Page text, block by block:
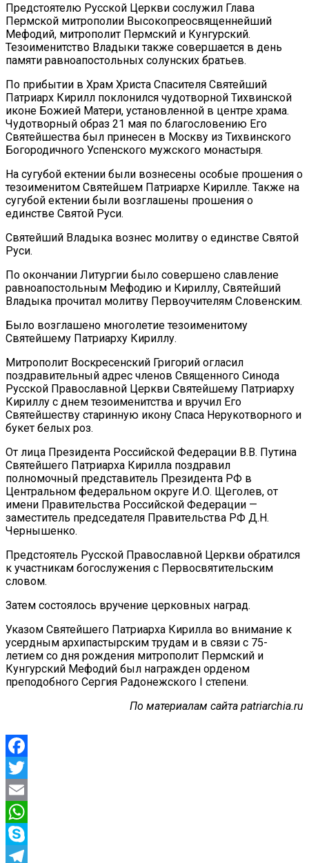
Предстоятелю Русской Церкви сослужил Глава
Пермской митрополии Высокопреосвященнейший
Мефодий, митрополит Пермский и Кунгурский.
Тезоименитство Владыки также совершается в день
памяти равноапостольных солунских братьев.
По прибытии в Храм Христа Спасителя Святейший
Патриарх Кирилл поклонился чудотворной Тихвинской
иконе Божией Матери, установленной в центре храма.
Чудотворный образ 21 мая по благословению Его
Святейшества был принесен в Москву из Тихвинского
Богородичного Успенского мужского монастыря.
На сугубой ектении были вознесены особые прошения о
тезоименитом Святейшем Патриархе Кирилле. Также на
сугубой ектении были возглашены прошения о
единстве Святой Руси.
Святейший Владыка вознес молитву о единстве Святой
Руси.
По окончании Литургии было совершено славление
равноапостольным Мефодию и Кириллу, Святейший
Владыка прочитал молитву Первоучителям Словенским.
Было возглашено многолетие тезоименитому
Святейшему Патриарху Кириллу.
Митрополит Воскресенский Григорий огласил
поздравительный адрес членов Священного Синода
Русской Православной Церкви Святейшему Патриарху
Кириллу с днем тезоименитства и вручил Его
Святейшеству старинную икону Спаса Нерукотворного и
букет белых роз.
От лица Президента Российской Федерации В.В. Путина
Святейшего Патриарха Кирилла поздравил
полномочный представитель Президента РФ в
Центральном федеральном округе И.О. Щеголев, от
имени Правительства Российской Федерации —
заместитель председателя Правительства РФ Д.Н.
Чернышенко.
Предстоятель Русской Православной Церкви обратился
к участникам богослужения с Первосвятительским
словом.
Затем состоялось вручение церковных наград.
Указом Святейшего Патриарха Кирилла во внимание к
усердным архипастырским трудам и в связи с 75-
летием со дня рождения митрополит Пермский и
Кунгурский Мефодий был награжден орденом
преподобного Сергия Радонежского I степени.
По материалам сайта patriarchia.ru
Facebook
Twitter
Email
WhatsApp
Skype